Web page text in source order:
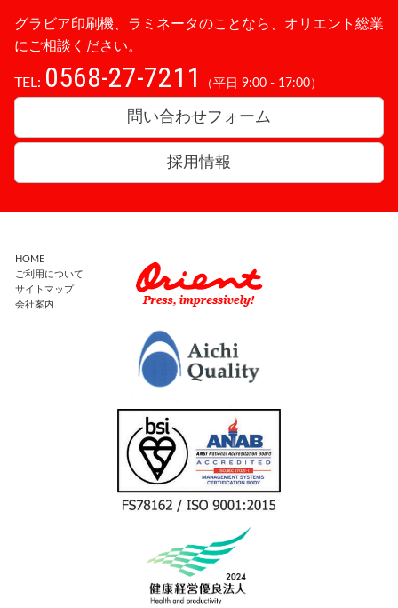
グラビア印刷機、ラミネータのことなら、オリエント総業
にご相談ください。
TEL: 0568-27-7211 （平日 9:00 - 17:00）
問い合わせフォーム
採用情報
HOME
ご利用について
サイトマップ
会社案内